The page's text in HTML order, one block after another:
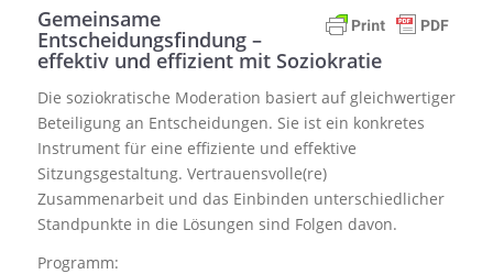
Gemeinsame
Entscheidungsfindung –
effektiv und effizient mit Soziokratie
Die soziokratische Moderation basiert auf gleichwertiger
Beteiligung an Entscheidungen. Sie ist ein konkretes
Instrument für eine effiziente und effektive
Sitzungsgestaltung. Vertrauensvolle(re)
Zusammenarbeit und das Einbinden unterschiedlicher
Standpunkte in die Lösungen sind Folgen davon.
Programm: